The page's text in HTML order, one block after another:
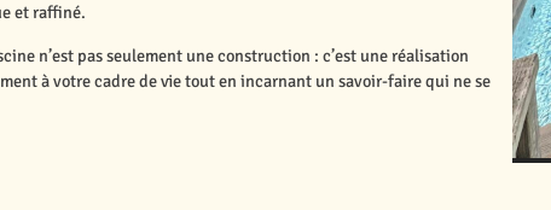
et raffiné.
n’est pas seulement une construction : c’est une réalisation
à votre cadre de vie tout en incarnant un savoir-faire qui ne se